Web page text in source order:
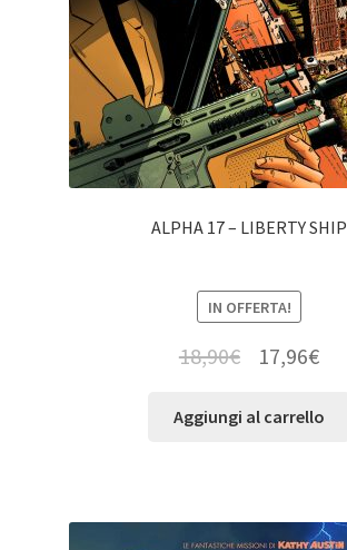
ALPHA 17 – LIBERTY SHIP
IN OFFERTA!
18,90€ 17,96€
Aggiungi al carrello